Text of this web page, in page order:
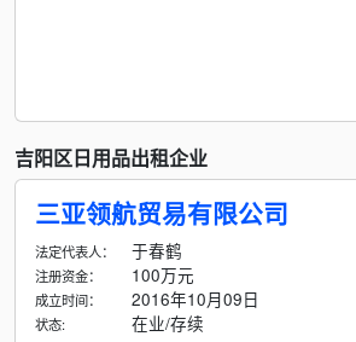
吉阳区日用品出租企业
三亚领航贸易有限公司
法定代表人： 于春鹤
注册资金： 100万元
成立时间： 2016年10月09日
状态: 在业/存续